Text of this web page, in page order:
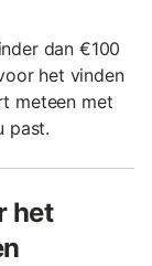
dan €100
het vinden
meteen met
past.
het